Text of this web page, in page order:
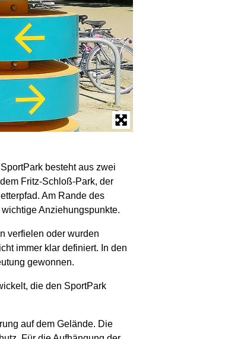
besteht aus zwei
Fritz-Schloß-Park, der
Am Rande des
Anziehungspunkte.
verfielen oder wurden
immer klar definiert. In den
gewonnen.
die den SportPark
auf dem Gelände. Die